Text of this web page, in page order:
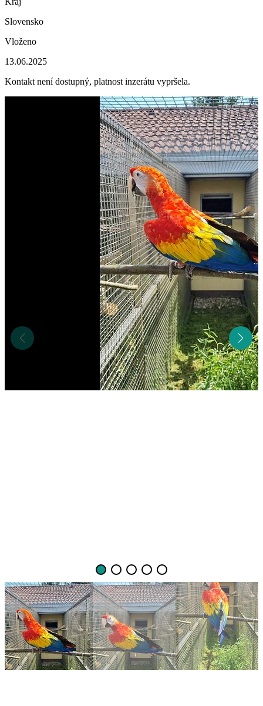
Slovensko
Vloženo
13.06.2025
Kontakt není dostupný, platnost inzerátu vypršela.